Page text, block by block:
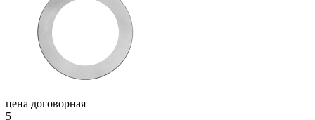
цена договорная
5